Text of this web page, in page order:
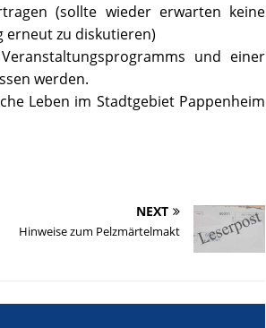
(sollte wieder erwarten keine
zu diskutieren)
und einer
werden.
Leben im Stadtgebiet Pappenheim
NEXT
Hinweise zum Pelzmärtelmakt